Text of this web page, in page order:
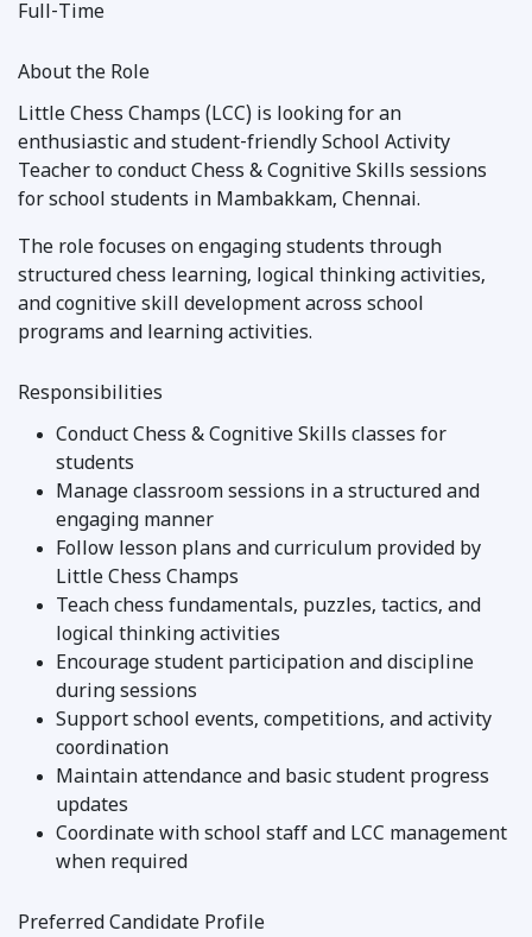
Full-Time
About the Role
Little Chess Champs (LCC) is looking for an
enthusiastic and student-friendly School Activity
Teacher to conduct Chess & Cognitive Skills sessions
for school students in Mambakkam, Chennai.
The role focuses on engaging students through
structured chess learning, logical thinking activities,
and cognitive skill development across school
programs and learning activities.
Responsibilities
Conduct Chess & Cognitive Skills classes for
students
Manage classroom sessions in a structured and
engaging manner
Follow lesson plans and curriculum provided by
Little Chess Champs
Teach chess fundamentals, puzzles, tactics, and
logical thinking activities
Encourage student participation and discipline
during sessions
Support school events, competitions, and activity
coordination
Maintain attendance and basic student progress
updates
Coordinate with school staff and LCC management
when required
Preferred Candidate Profile